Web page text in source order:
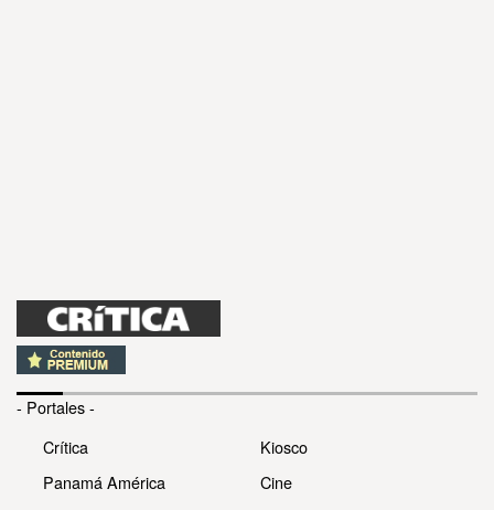
- Portales -
Crítica
Panamá América
Kiosco
Cine